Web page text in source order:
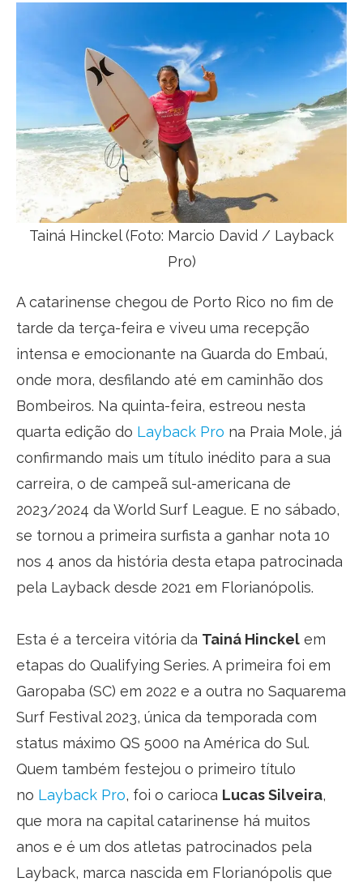
Tainá Hinckel (Foto: Marcio David / Layback
Pro)
A catarinense chegou de Porto Rico no fim de
tarde da terça-feira e viveu uma recepção
intensa e emocionante na Guarda do Embaú,
onde mora, desfilando até em caminhão dos
Bombeiros. Na quinta-feira, estreou nesta
quarta edição do Layback Pro na Praia Mole, já
confirmando mais um título inédito para a sua
carreira, o de campeã sul-americana de
2023/2024 da World Surf League. E no sábado,
se tornou a primeira surfista a ganhar nota 10
nos 4 anos da história desta etapa patrocinada
pela Layback desde 2021 em Florianópolis.
Esta é a terceira vitória da Tainá Hinckel em
etapas do Qualifying Series. A primeira foi em
Garopaba (SC) em 2022 e a outra no Saquarema
Surf Festival 2023, única da temporada com
status máximo QS 5000 na América do Sul.
Quem também festejou o primeiro título
no Layback Pro, foi o carioca Lucas Silveira,
que mora na capital catarinense há muitos
anos e é um dos atletas patrocinados pela
Layback, marca nascida em Florianópolis que